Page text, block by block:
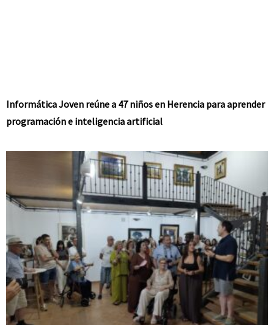
Informática Joven reúne a 47 niños en Herencia para aprender
programación e inteligencia artificial